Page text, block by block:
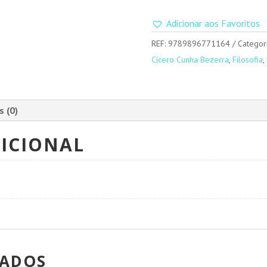
Adicionar aos Favoritos
REF: 9789896771164
Cícero Cunha Bezerra Filosofia
(0)